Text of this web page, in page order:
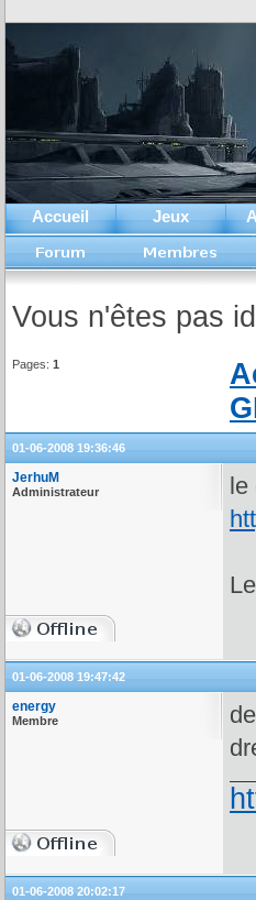
Accueil Jeux
Vous n'êtes pas
Pages: 1
01-06-2008 19:36:46
JerhuM
Administrateur
le
01-06-2008 19:47:42
energy
Membre
01-06-2008 20:02:17